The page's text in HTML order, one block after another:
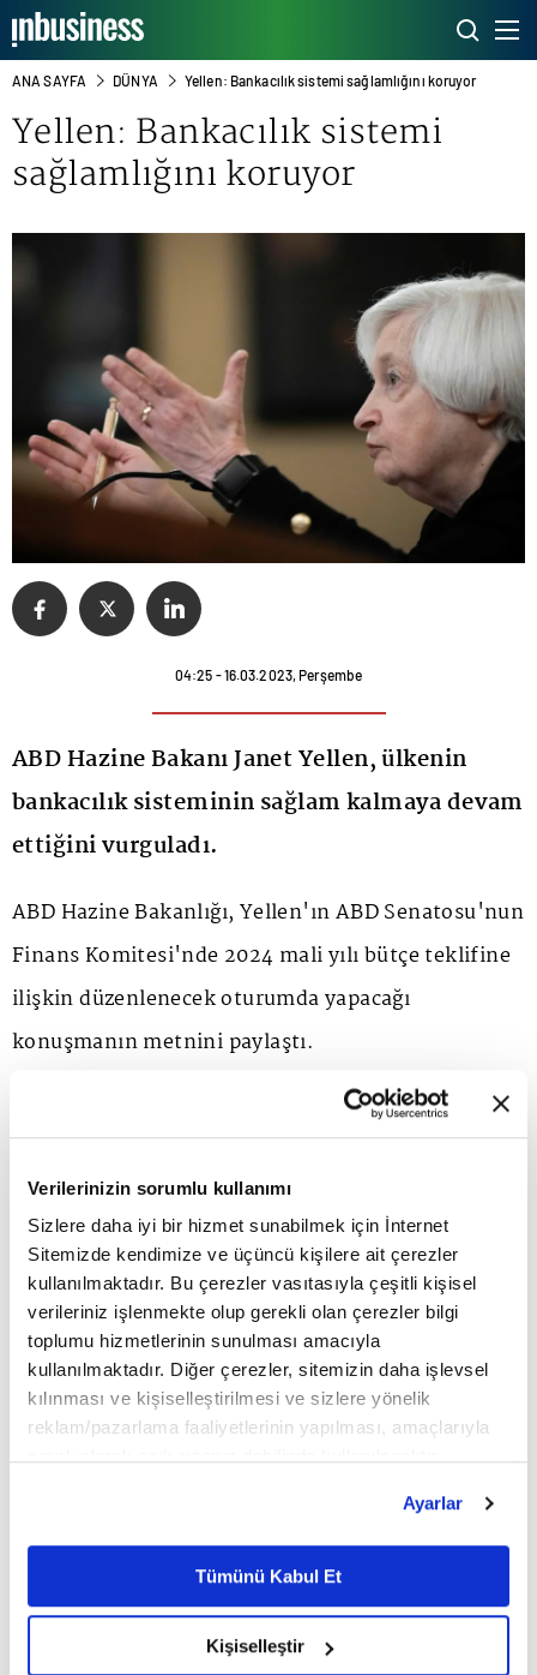
Verilerinizin sorumlu kullanımı
Sizlere daha iyi bir hizmet sunabilmek için İnternet
Sitemizde kendimize ve üçüncü kişilere ait çerezler
kullanılmaktadır. Bu çerezler vasıtasıyla çeşitli kişisel
verileriniz işlenmekte olup gerekli olan çerezler bilgi
toplumu hizmetlerinin sunulması amacıyla
kullanılmaktadır. Diğer çerezler, sitemizin daha işlevsel
kılınması ve kişiselleştirilmesi ve sizlere yönelik
reklam/pazarlama faaliyetlerinin yapılması, amaçlarıyla
belirleyebilirsiniz. Çerezlere ilişkin detaylı bilgi için
Ayarlar butonuna tıklayabilir,Çerez Bilgilendirme
Metnimizi ziyaret edebilirsiniz.
6698 sayılı Kişisel Verilerin Korunması Kanunu uyarınca
okumak ve sitemizi ziyaretiniz kapsamında
Ayarlar
Tümünü Kabul Et
Kişiselleştir
ANA SAYFA DÜNYA Yellen: Bankacılık sistemi sağlamlığını koruyor
Yellen: Bankacılık sistemi
sağlamlığını koruyor
04:25 - 16.03.2023, Perşembe
ABD Hazine Bakanı Janet Yellen, ülkenin
bankacılık sisteminin sağlam kalmaya devam
ettiğini vurguladı.
ABD Hazine Bakanlığı, Yellen'ın ABD Senatosu'nun
Finans Komitesi'nde 2024 mali yılı bütçe teklifine
ilişkin düzenlenecek oturumda yapacağı
konuşmanın metnini paylaştı.
Konuşmasında bankacılık sistemindeki son
Yellen, hükümetin bu hafta bankacılık sistemine
olan güveni güçlendirmek için "kararlı ve güçlü"
adımlar attığını anımsattı.
Yellen, iflas eden iki bankanın tüm mevduat
sahiplerini korumak için ABD Merkez Bankası (Fed)
ve ABD Federal Mevduat Sigorta Kurumu (FDIC) ile
birlikte çalıştıklarını belirterek, "Pazartesi sabahı
müşteriler, mevduat hesaplarındaki tüm paraya
erişerek maaşlarını ve faturalarını ödeyebildi."